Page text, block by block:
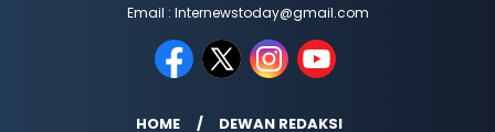
Email : Internewstoday@gmail.com
HOME DEWAN REDAKSI